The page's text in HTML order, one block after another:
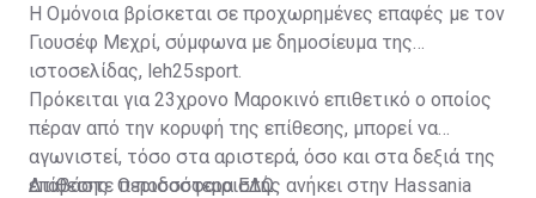
Η Ομόνοια βρίσκεται σε προχωρημένες επαφές με τον
Γιουσέφ Μεχρί, σύμφωνα με δημοσίευμα της
ιστοσελίδας, leh25sport.
Πρόκειται για 23χρονο Μαροκινό επιθετικό ο οποίος
πέραν από την κορυφή της επίθεσης, μπορεί να
αγωνιστεί, τόσο στα αριστερά, όσο και στα δεξιά της
επίθεσης. Ο ποδοσφαιριστής ανήκει στην Hassania
Διαβάστε περισσότεραΕΔΩ.